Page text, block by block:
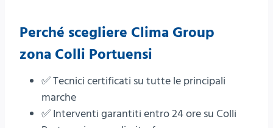
Perché scegliere Clima Group
zona Colli Portuensi
✅ Tecnici certificati su tutte le principali
marche
✅ Interventi garantiti entro 24 ore su Colli